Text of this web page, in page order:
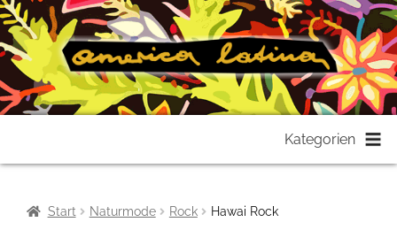
springen
springen
Kategorien
Start Naturmode Rock Hawai Rock